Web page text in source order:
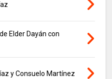
Elder Dayán con
y Consuelo Martínez